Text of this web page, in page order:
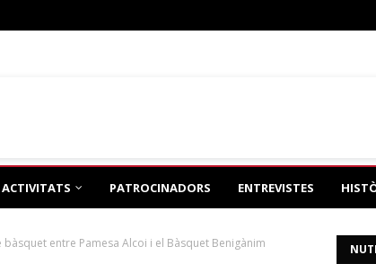
ACTIVITATS PATROCINADORS ENTREVISTES
entre Pamesa Alcoi i el Bàsquet Benigànim